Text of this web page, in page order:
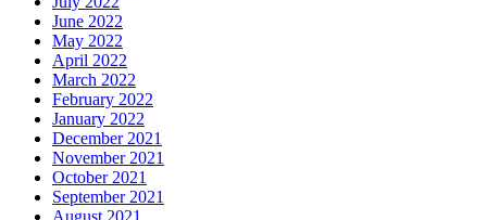
June 2022
May 2022
April 2022
March 2022
February 2022
January 2022
December 2021
November 2021
October 2021
September 2021
August 2021